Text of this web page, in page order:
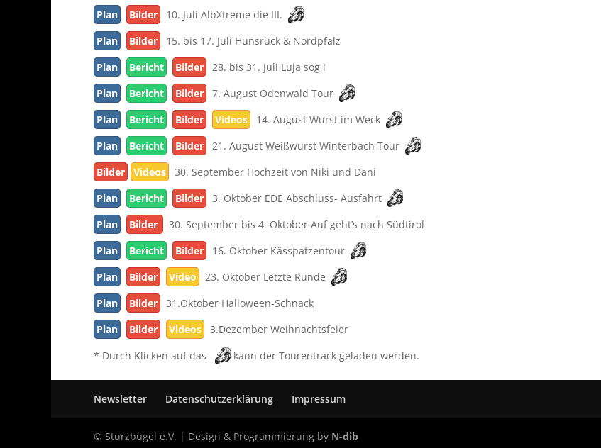
Plan
Bilder
10. Juli AlbXtreme die III.
Plan
Bilder
15. bis 17. Juli Hunsrück & Nordpfalz
Plan
Bericht Bilder
28. bis 31. Juli Luja sog i
Plan
Bericht Bilder
7. August Odenwald Tour
Plan
Bericht Bilder Videos
14. August Wurst im Weck
Plan
Bericht Bilder
21. August Weißwurst Winterbach Tour
Bilder
Videos
30. September Hochzeit von Niki und Dani
Plan
Bericht Bilder
3. Oktober EDE Abschluss- Ausfahrt
Plan
Bilder
30. September bis 4. Oktober Auf geht’s nach Südtirol
Plan
Bericht Bilder
16. Oktober Kässpatzentour
Plan
Bilder Video
23. Oktober Letzte Runde
Plan
Bilder
31.Oktober Halloween-Schnack
Plan
Bilder Videos
3.Dezember Weihnachtsfeier
* Durch Klicken auf das
kann der Tourentrack geladen werden.
Newsletter Datenschutzerklärung Impressum
© Sturzbügel e.V. | Design & Programmierung by N-dib